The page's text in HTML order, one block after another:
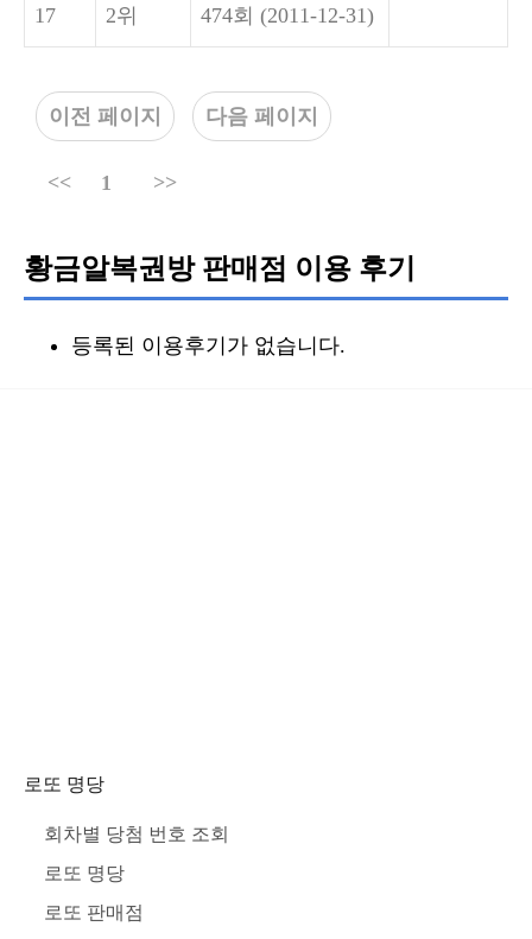
17 2위 474회 (2011-12-31)
이전 페이지 다음 페이지
<< 1 >>
황금알복권방 판매점 이용 후기
등록된 이용후기가 없습니다.
로또 명당
회차별 당첨 번호 조회
로또 명당
로또 판매점